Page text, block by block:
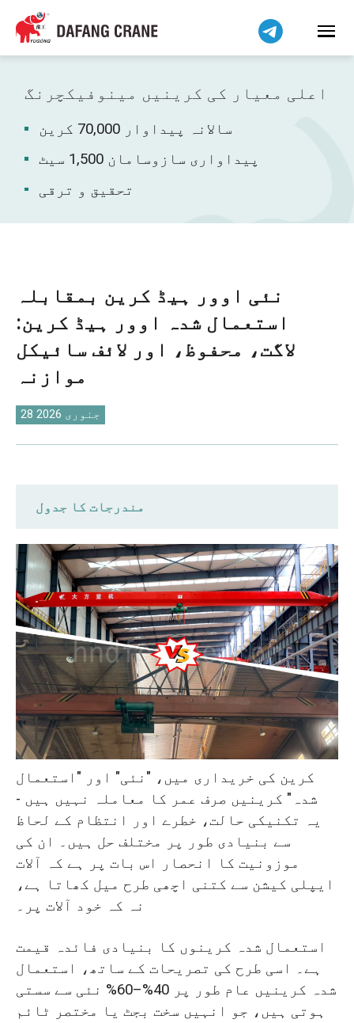
اعلی معیار کی کرینیں مینوفیکچرنگ
سالانہ پیداوار 70,000 کرین
پیداواری سازوسامان 1,500 سیٹ
تحقیق و ترقی
نئی اوور ہیڈ کرین بمقابلہ
استعمال شدہ اوور ہیڈ کرین:
لاگت، محفوظ، اور لائف سائیکل
موازنہ
28 جنوری 2026
مندرجات کا جدول
فوری موازنہ: نیا بمقابلہ استعمال
شدہ اوور ہیڈ کرین
قیمت کا موازنہ: استعمال شدہ کرینوں
کی پیشگی لاگت کا فائدہ
حفاظت اور تکنیکی حالت
لائف سائیکل: ڈیزائن لائف بمقابلہ باقی
زندگی
دیکھ بھال اور سپورٹ: سروس، اسپیئر
پارٹس، اور سپورٹ
انتخاب کا خلاصہ: صحیح انتخاب کیسے
کریں۔
کرین کی خریداری میں، "نئی" اور "استعمال
شدہ" کرینیں صرف عمر کا معاملہ نہیں ہیں -
یہ تکنیکی حالت، خطرے اور انتظام کے لحاظ
سے بنیادی طور پر مختلف حل ہیں۔ ان کی
موزونیت کا انحصار اس بات پر ہے کہ آلات
ایپلی کیشن سے کتنی اچھی طرح میل کھاتا ہے،
نہ کہ خود آلات پر۔
استعمال شدہ کرینوں کا بنیادی فائدہ قیمت
ہے۔ اسی طرح کی تصریحات کے ساتھ، استعمال
شدہ کرینیں عام طور پر 40%–60% نئی سے سستی
ہوتی ہیں، جو انہیں سخت بجٹ یا مختصر ٹائم
हिन्दी
Bahasa Indonesia
Bahasa Melayu
简体中文
বাংলা
فارسی
Pilipino
Kiswahili
Dansk
Norsk
O‘zbekcha